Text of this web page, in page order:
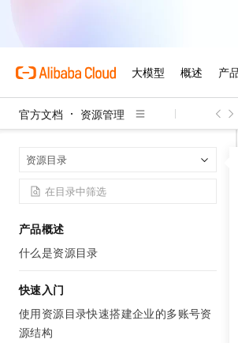
官方文档 资源管理
资源目录
产品概述
什么是资源目录
快速入门
使用资源目录快速搭建企业的多账号资
源结构